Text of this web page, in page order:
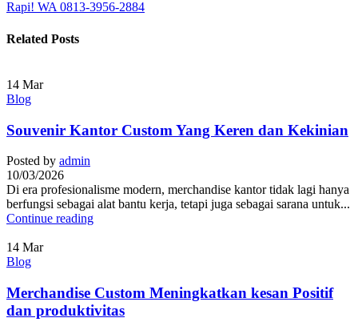
Rapi! WA 0813-3956-2884
Related Posts
14 Mar
Blog
Souvenir Kantor Custom Yang Keren dan Kekinian
Posted by admin
10/03/2026
Di era profesionalisme modern, merchandise kantor tidak lagi hanya
berfungsi sebagai alat bantu kerja, tetapi juga sebagai sarana untuk...
Continue reading
14 Mar
Blog
Merchandise Custom Meningkatkan kesan Positif
dan produktivitas